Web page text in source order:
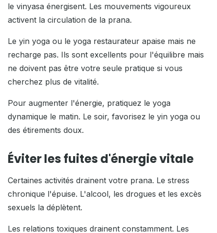
le vinyasa énergisent. Les mouvements vigoureux
activent la circulation de la prana.
Le yin yoga ou le yoga restaurateur apaise mais ne
recharge pas. Ils sont excellents pour l'équilibre mais
ne doivent pas être votre seule pratique si vous
cherchez plus de vitalité.
Pour augmenter l'énergie, pratiquez le yoga
dynamique le matin. Le soir, favorisez le yin yoga ou
des étirements doux.
Éviter les fuites d'énergie vitale
Certaines activités drainent votre prana. Le stress
chronique l'épuise. L'alcool, les drogues et les excès
sexuels la déplètent.
Les relations toxiques drainent constamment. Les